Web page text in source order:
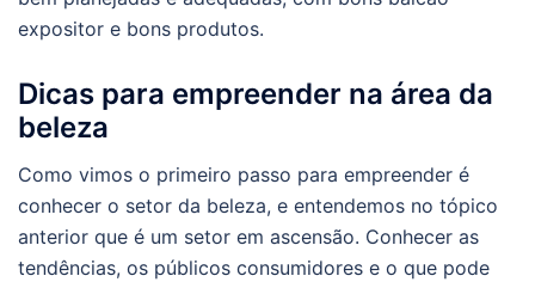
expositor e bons produtos.
Dicas para empreender na área da
beleza
Como vimos o primeiro passo para empreender é
conhecer o setor da beleza, e entendemos no tópico
anterior que é um setor em ascensão. Conhecer as
tendências, os públicos consumidores e o que pode